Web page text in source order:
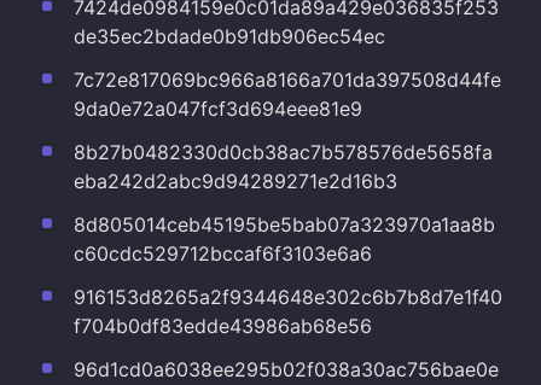
7424de0984159e0c01da89a429e036835f253
de35ec2bdade0b91db906ec54ec
7c72e817069bc966a8166a701da397508d44fe
9da0e72a047fcf3d694eee81e9
8b27b0482330d0cb38ac7b578576de5658fa
eba242d2abc9d94289271e2d16b3
8d805014ceb45195be5bab07a323970a1aa8b
c60cdc529712bccaf6f3103e6a6
916153d8265a2f9344648e302c6b7b8d7e1f40
f704b0df83edde43986ab68e56
96d1cd0a6038ee295b02f038a30ac756bae0e